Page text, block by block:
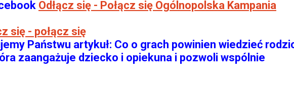
Odłącz się - Połącz się Ogólnopolska Kampania
się - połącz się
Państwu artykuł: Co o grach powinien wiedzieć
zaangażuje dziecko i opiekuna i pozwoli wspólnie